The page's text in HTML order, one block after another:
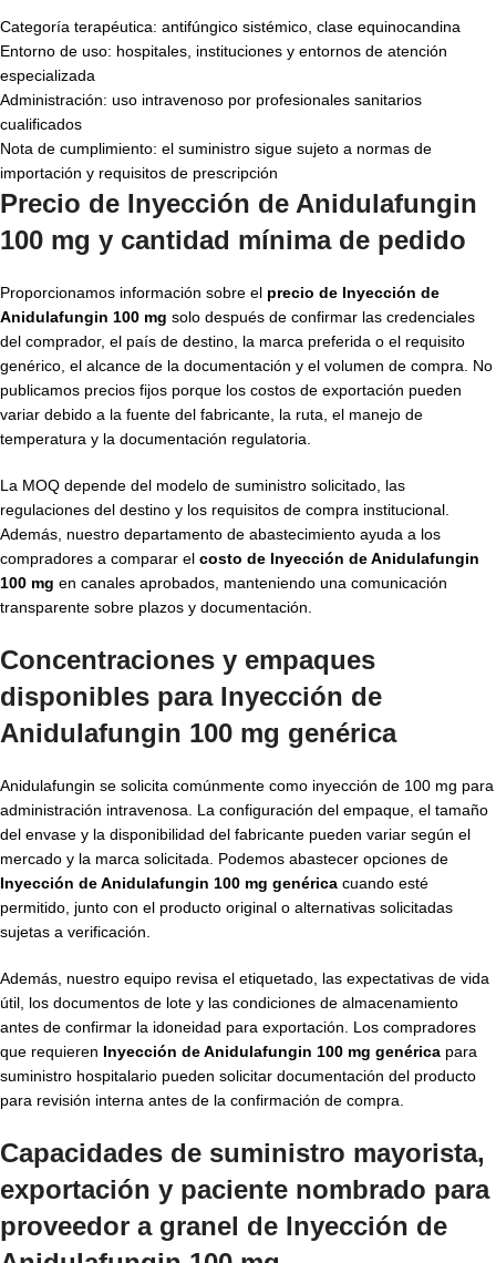
Categoría terapéutica: antifúngico sistémico, clase equinocandina
Entorno de uso: hospitales, instituciones y entornos de atención
especializada
Administración: uso intravenoso por profesionales sanitarios
cualificados
Nota de cumplimiento: el suministro sigue sujeto a normas de
importación y requisitos de prescripción
Precio de Inyección de Anidulafungin
100 mg y cantidad mínima de pedido
Proporcionamos información sobre el precio de Inyección de
Anidulafungin 100 mg solo después de confirmar las credenciales
del comprador, el país de destino, la marca preferida o el requisito
genérico, el alcance de la documentación y el volumen de compra. No
publicamos precios fijos porque los costos de exportación pueden
variar debido a la fuente del fabricante, la ruta, el manejo de
temperatura y la documentación regulatoria.
La MOQ depende del modelo de suministro solicitado, las
regulaciones del destino y los requisitos de compra institucional.
Además, nuestro departamento de abastecimiento ayuda a los
compradores a comparar el costo de Inyección de Anidulafungin
100 mg en canales aprobados, manteniendo una comunicación
transparente sobre plazos y documentación.
Concentraciones y empaques
disponibles para Inyección de
Anidulafungin 100 mg genérica
Anidulafungin se solicita comúnmente como inyección de 100 mg para
administración intravenosa. La configuración del empaque, el tamaño
del envase y la disponibilidad del fabricante pueden variar según el
mercado y la marca solicitada. Podemos abastecer opciones de
Inyección de Anidulafungin 100 mg genérica cuando esté
permitido, junto con el producto original o alternativas solicitadas
sujetas a verificación.
Además, nuestro equipo revisa el etiquetado, las expectativas de vida
útil, los documentos de lote y las condiciones de almacenamiento
antes de confirmar la idoneidad para exportación. Los compradores
que requieren Inyección de Anidulafungin 100 mg genérica para
suministro hospitalario pueden solicitar documentación del producto
para revisión interna antes de la confirmación de compra.
Capacidades de suministro mayorista,
exportación y paciente nombrado para
proveedor a granel de Inyección de